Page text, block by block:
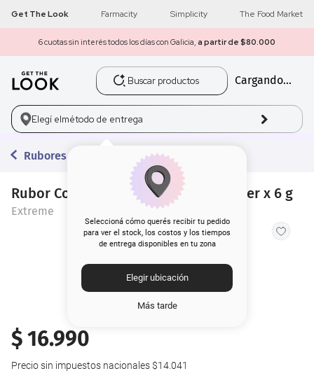
Get The Look Farmacity Simplicity The Food Market
6 cuotas sin interés todos los días con Galicia, a partir de $80.000
Buscar productos
Cargando...
Elegí elmétodo de entrega
Seleccioná cómo querés recibir tu pedido
para ver el stock, los costos y los tiempos
de entrega disponibles en tu zona
Elegir ubicación
Más tarde
Rubores
Rubor Compacto Extreme Super Power x 6 g
Extreme
$16.990
Precio sin impuestos nacionales $14.041
1 get the look
2 máscara pestañas
3.
5. corrector
9. cher